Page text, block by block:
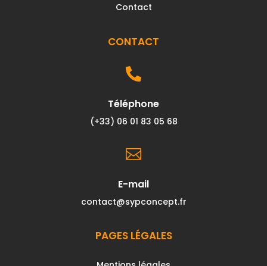
Contact
CONTACT

Téléphone
(+33) 06 01 83 05 68

E-mail
contact@sypconcept.fr
PAGES LÉGALES